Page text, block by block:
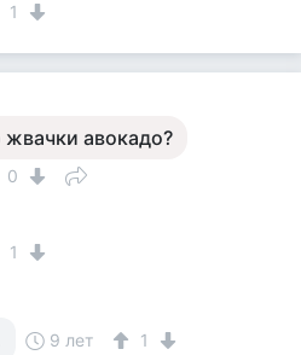
1
авокадо?
0
1
9 лет 1